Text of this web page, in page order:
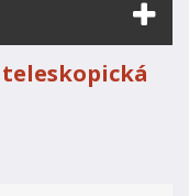
teleskopická